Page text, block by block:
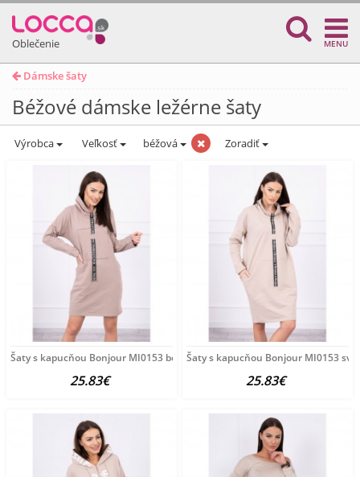
Oblečenie MENU
Dámske šaty
Béžové dámske ležérne šaty
Výrobca Veľkosť béžová Zoradiť
Šaty s kapucňou Bonjour MI0153 béžové Univerzálna
25.83€
Šaty s kapucňou Bonjour MI0153
25.83€